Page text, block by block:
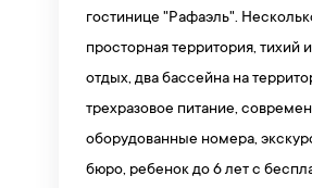
гостинице "Рафаэль".
просторная территория, тихий
отдых, два бассейна на
трехразовое питание,
оборудованные номера,
бюро, ребенок до 6 лет с